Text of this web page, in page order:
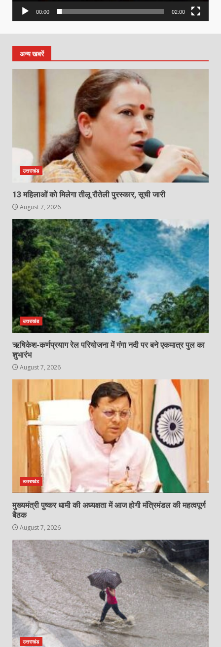
00:00 02:00
अन्य खबरें
उत्तराखंड
13 महिलाओं को मिलेगा तीलू रौतेली पुरस्कार, सूची जारी
August 7, 2026
उत्तराखंड
ऋषिकेश-कर्णप्रयाग रेल परियोजना में गंगा नदी पर बने एकमात्र पुल का
शुभारंभ
August 7, 2026
उत्तराखंड
मुख्यमंत्री पुष्कर धामी की अध्यक्षता में आज होगी मंत्रिमंडल की महत्वपूर्ण
बैठक
August 7, 2026
उत्तराखंड